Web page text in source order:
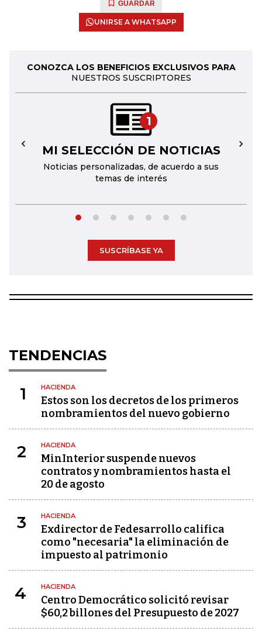
GUARDAR
UNIRSE A WHATSAPP
CONOZCA LOS BENEFICIOS EXCLUSIVOS PARA
NUESTROS SUSCRIPTORES
1
MI SELECCIÓN DE NOTICIAS
Noticias personalizadas, de acuerdo a sus
temas de interés
← →
SUSCRÍBASE YA
TENDENCIAS
1 HACIENDA
Estos son los decretos de los primeros
nombramientos del nuevo gobierno
2 HACIENDA
MinInterior suspende nuevos
contratos y nombramientos hasta el
20 de agosto
3 HACIENDA
Exdirector de Fedesarrollo califica
como "necesaria" la eliminación de
impuesto al patrimonio
4 HACIENDA
Centro Democrático solicitó revisar
$60,2 billones del Presupuesto de 2027